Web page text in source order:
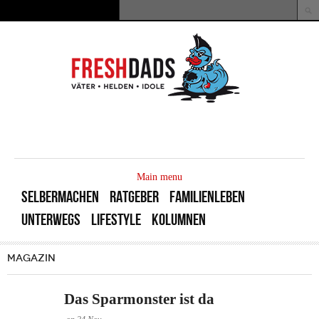
Suchformular
Main menu
SELBERMACHEN RATGEBER
FAMILIENLEBEN
UNTERWEGS
LIFESTYLE KOLUMNEN
MAGAZIN
Das Sparmonster ist da